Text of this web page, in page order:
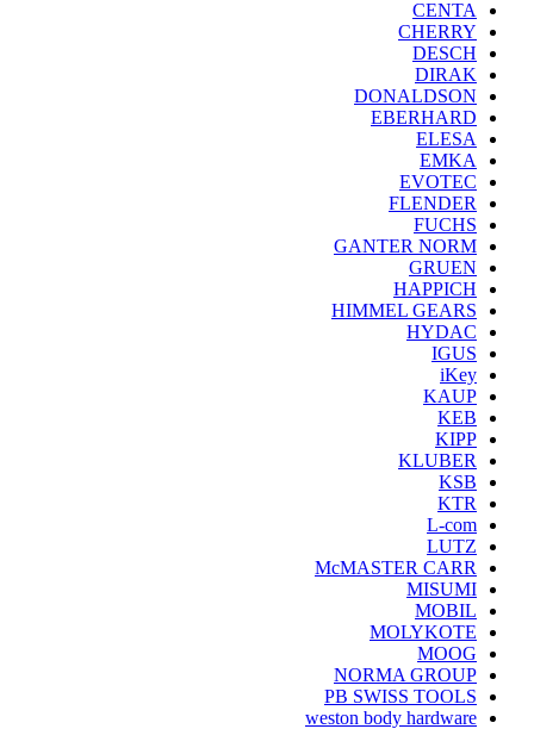
CENTA
CHERRY
DESCH
DIRAK
DONALDSON
EBERHARD
ELESA
EMKA
EVOTEC
FLENDER
FUCHS
GANTER NORM
GRUEN
HAPPICH
HIMMEL GEARS
HYDAC
IGUS
iKey
KAUP
KEB
KIPP
KLUBER
KSB
KTR
L-com
LUTZ
McMASTER CARR
MISUMI
MOBIL
MOLYKOTE
MOOG
NORMA GROUP
PB SWISS TOOLS
weston body hardware